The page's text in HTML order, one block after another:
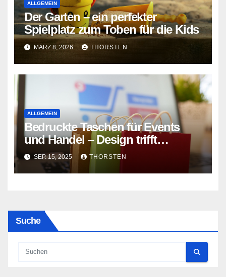
ALLGEMEIN
Der Garten – ein perfekter
Spielplatz zum Toben für die Kids
MÄRZ 8, 2026 THORSTEN
ALLGEMEIN
Bedruckte Taschen für Events
und Handel – Design trifft
Funktion
SEP. 15, 2025 THORSTEN
Suche